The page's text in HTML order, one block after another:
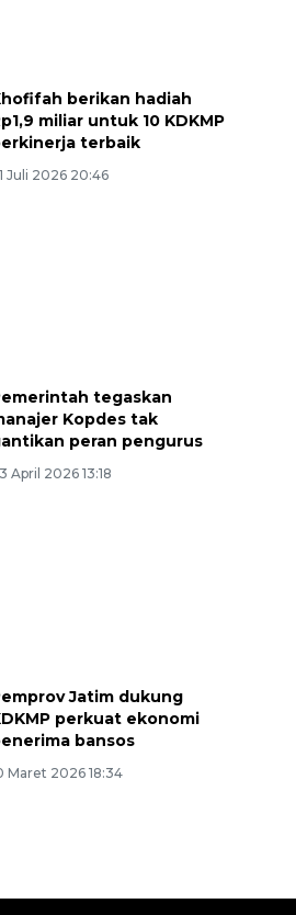
berikan hadiah
miliar untuk 10 KDKMP
terbaik
Juli 2026 20:46
tegaskan
Kopdes tak
peran pengurus
April 2026 13:18
Jatim dukung
perkuat ekonomi
bansos
Maret 2026 18:34
perekonomian